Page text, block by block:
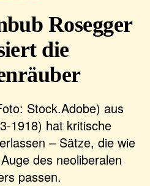
Rosegger
die
Stock.Adobe) aus
1918) hat kritische
– Sätze, die wie
des neoliberalen
passen.